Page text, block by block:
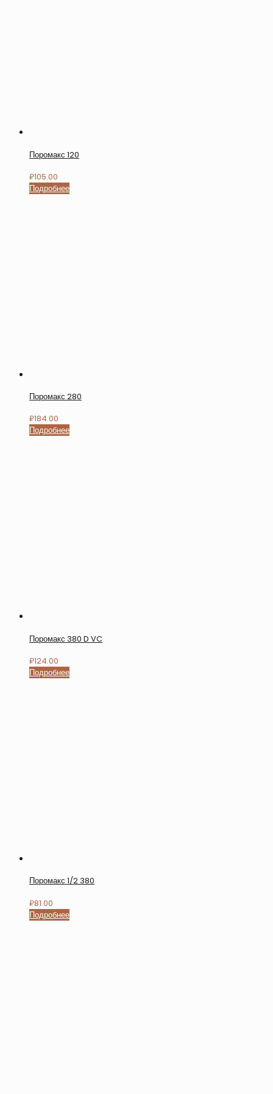
Поромакс 120
₽105.00
Подробнее
Поромакс 280
₽184.00
Подробнее
Поромакс 380 D VC
₽124.00
Подробнее
Поромакс 1/2 380
₽81.00
Подробнее